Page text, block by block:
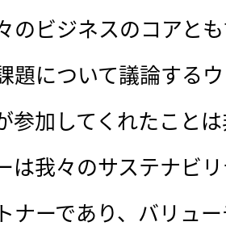
のビジネスのコアと
題について議論する
参加してくれたこと
は我々のサステナビ
ナーであり、バリュ